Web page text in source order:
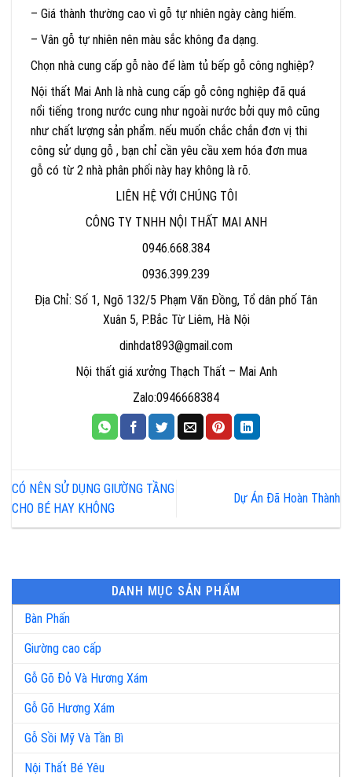
– Giá thành thường cao vì gỗ tự nhiên ngày càng hiếm.
– Vân gỗ tự nhiên nên màu sắc không đa dạng.
Chọn nhà cung cấp gỗ nào để làm tủ bếp gỗ công nghiệp?
Nội thất Mai Anh là nhà cung cấp gỗ công nghiệp đã quá
nổi tiếng trong nước cung như ngoài nước bởi quy mô cũng
như chất lượng sản phẩm. nếu muốn chắc chắn đơn vị thi
công sử dụng gỗ , bạn chỉ cần yêu cầu xem hóa đơn mua
gỗ có từ 2 nhà phân phối này hay không là rõ.
LIÊN HỆ VỚI CHÚNG TÔI
CÔNG TY TNHH NỘI THẤT MAI ANH
0946.668.384
0936.399.239
Địa Chỉ: Số 1, Ngõ 132/5 Phạm Văn Đồng, Tổ dân phố Tân
Xuân 5, P.Bắc Từ Liêm, Hà Nội
dinhdat893@gmail.com
Nội thất giá xưởng Thạch Thất – Mai Anh
Zalo:0946668384
CÓ NÊN SỬ DỤNG GIƯỜNG TẦNG
CHO BÉ HAY KHÔNG
Dự Án Đã Hoàn Thành
DANH MỤC SẢN PHẨM
Bàn Phấn
Giường cao cấp
Gỗ Gõ Đỏ Và Hương Xám
Gỗ Gõ Hương Xám
Gỗ Sồi Mỹ Và Tần Bì
Nội Thất Bé Yêu